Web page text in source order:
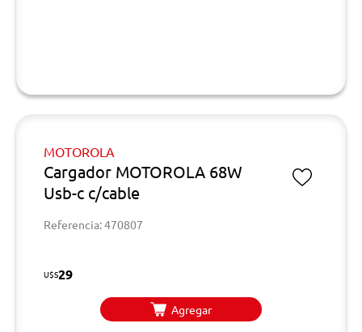
MOTOROLA
Cargador MOTOROLA 68W
Usb-c c/cable
Referencia: 470807
U$S29
Agregar